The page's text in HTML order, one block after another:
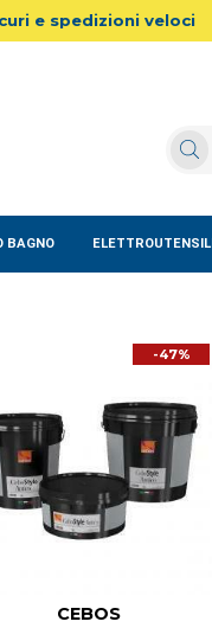
e spedizioni veloci
BAGNO ELETTROUTENSILI
-47%
CEBOS